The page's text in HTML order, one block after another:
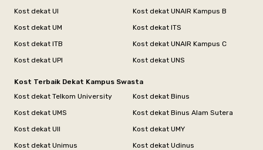
Kost dekat UI
Kost dekat UNAIR Kampus B
Kost dekat UM
Kost dekat ITS
Kost dekat ITB
Kost dekat UNAIR Kampus C
Kost dekat UPI
Kost dekat UNS
Kost Terbaik Dekat Kampus Swasta
Kost dekat Telkom University
Kost dekat Binus
Kost dekat UMS
Kost dekat Binus Alam Sutera
Kost dekat UII
Kost dekat UMY
Kost dekat Unimus
Kost dekat Udinus